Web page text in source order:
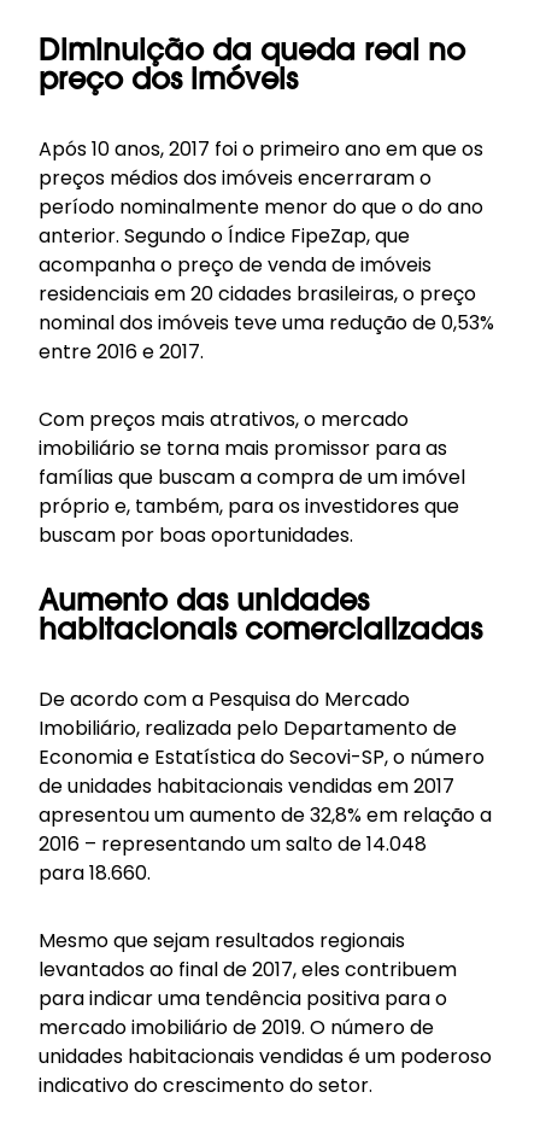
Diminuição da queda real no
preço dos imóveis
Após 10 anos, 2017 foi o primeiro ano em que os
preços médios dos imóveis encerraram o
período nominalmente menor do que o do ano
anterior. Segundo o Índice FipeZap, que
acompanha o preço de venda de imóveis
residenciais em 20 cidades brasileiras, o preço
nominal dos imóveis teve uma redução de 0,53%
entre 2016 e 2017.
Com preços mais atrativos, o mercado
imobiliário se torna mais promissor para as
famílias que buscam a compra de um imóvel
próprio e, também, para os investidores que
buscam por boas oportunidades.
Aumento das unidades
habitacionais comercializadas
De acordo com a Pesquisa do Mercado
Imobiliário, realizada pelo Departamento de
Economia e Estatística do Secovi-SP, o número
de unidades habitacionais vendidas em 2017
apresentou um aumento de 32,8% em relação a
2016 – representando um salto de 14.048
para 18.660.
Mesmo que sejam resultados regionais
levantados ao final de 2017, eles contribuem
para indicar uma tendência positiva para o
mercado imobiliário de 2019. O número de
unidades habitacionais vendidas é um poderoso
indicativo do crescimento do setor.